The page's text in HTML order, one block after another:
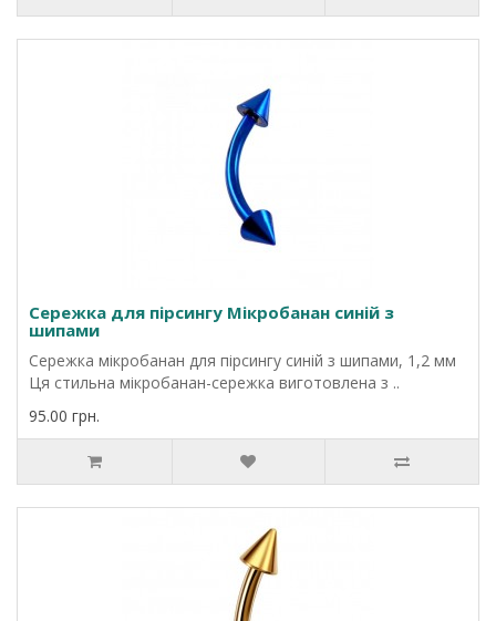
Сережка для пірсингу Мікробанан синій з
шипами
Сережка мікробанан для пірсингу синій з шипами, 1,2 мм
Ця стильна мікробанан-сережка виготовлена з ..
95.00 грн.